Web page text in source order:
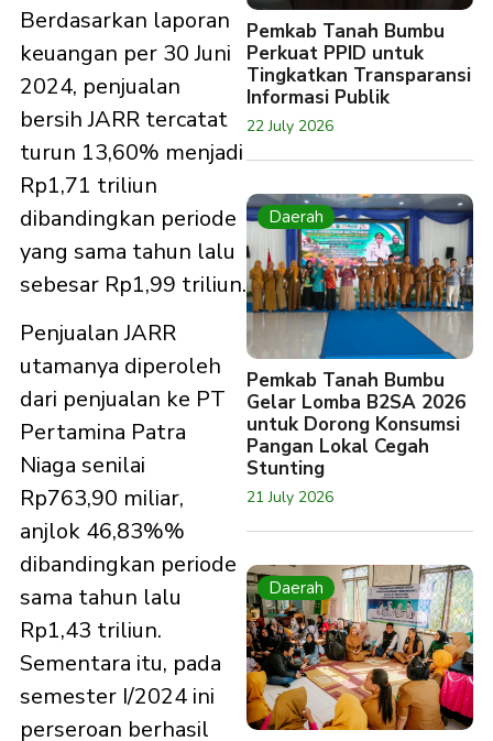
Berdasarkan laporan
keuangan per 30 Juni
2024, penjualan
bersih JARR tercatat
turun 13,60% menjadi
Rp1,71 triliun
dibandingkan periode
yang sama tahun lalu
sebesar Rp1,99 triliun.
Penjualan JARR
utamanya diperoleh
dari penjualan ke PT
Pertamina Patra
Niaga senilai
Rp763,90 miliar,
anjlok 46,83%%
dibandingkan periode
sama tahun lalu
Rp1,43 triliun.
Sementara itu, pada
semester I/2024 ini
perseroan berhasil
Pemkab Tanah Bumbu
Perkuat PPID untuk
Tingkatkan Transparansi
Informasi Publik
22 July 2026
Daerah
Pemkab Tanah Bumbu
Gelar Lomba B2SA 2026
untuk Dorong Konsumsi
Pangan Lokal Cegah
Stunting
21 July 2026
Daerah